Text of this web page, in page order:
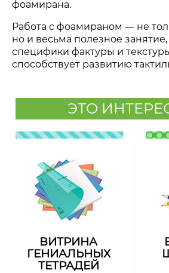
фоамирана.
Работа с фоамираном — не
но и весьма полезное занятие,
специфики фактуры и
способствует развитию
ЭТО
ВИТРИНА
ГЕНИАЛЬНЫХ
ТЕТРАДЕЙ